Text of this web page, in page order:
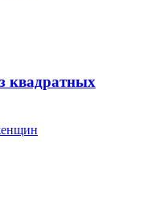
квадратных